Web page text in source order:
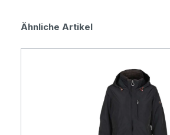
Produktgalerie überspringen
Ähnliche Artikel